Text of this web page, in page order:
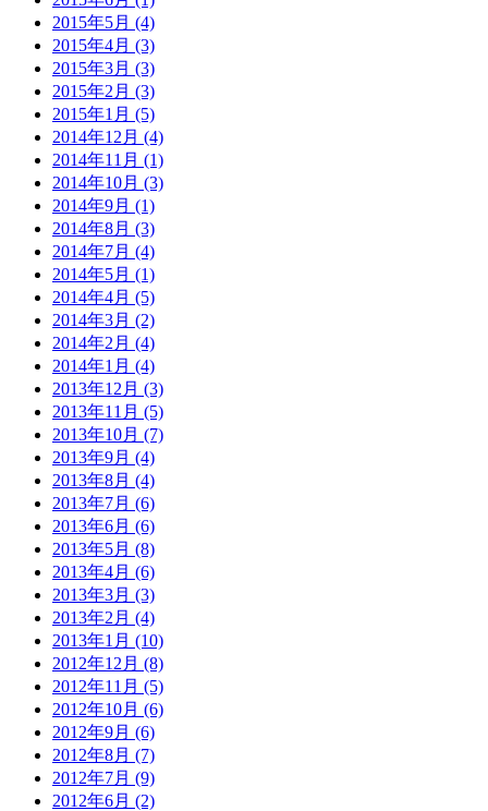
2015年5月 (4)
2015年4月 (3)
2015年3月 (3)
2015年2月 (3)
2015年1月 (5)
2014年12月 (4)
2014年11月 (1)
2014年10月 (3)
2014年9月 (1)
2014年8月 (3)
2014年7月 (4)
2014年5月 (1)
2014年4月 (5)
2014年3月 (2)
2014年2月 (4)
2014年1月 (4)
2013年12月 (3)
2013年11月 (5)
2013年10月 (7)
2013年9月 (4)
2013年8月 (4)
2013年7月 (6)
2013年6月 (6)
2013年5月 (8)
2013年4月 (6)
2013年3月 (3)
2013年2月 (4)
2013年1月 (10)
2012年12月 (8)
2012年11月 (5)
2012年10月 (6)
2012年9月 (6)
2012年8月 (7)
2012年7月 (9)
2012年6月 (2)